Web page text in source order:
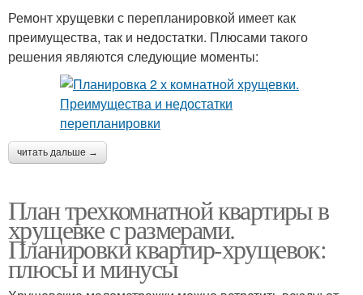
Ремонт хрущевки с перепланировкой имеет как
преимущества, так и недостатки. Плюсами такого
решения являются следующие моменты:
читать дальше →
План трехкомнатной квартиры в
хрущевке с размерами.
Планировки квартир-хрущевок:
плюсы и минусы